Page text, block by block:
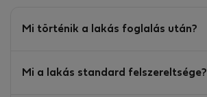
Mi történik a lakás foglalás után?
Mi a lakás standard felszereltsége?